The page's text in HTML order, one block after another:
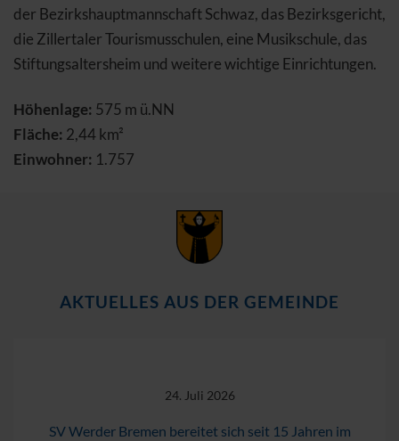
der Bezirkshauptmannschaft Schwaz, das Bezirksgericht,
die Zillertaler Tourismusschulen, eine Musikschule, das
Stiftungsaltersheim und weitere wichtige Einrichtungen.
Höhenlage: 575 m ü.NN
Fläche: 2,44 km²
Einwohner: 1.757
AKTUELLES AUS DER GEMEINDE
24. Juli 2026
SV Werder Bremen bereitet sich seit 15 Jahren im